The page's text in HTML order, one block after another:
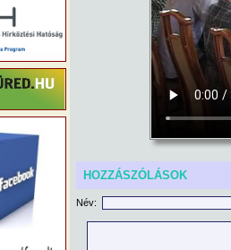
HOZZÁSZÓLÁSOK
Név: